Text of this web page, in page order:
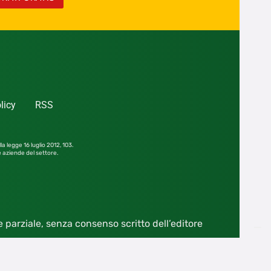
RSS
legge 16 luglio 2012,103.
aziende del settore.
senza consenso scritto dell’editore